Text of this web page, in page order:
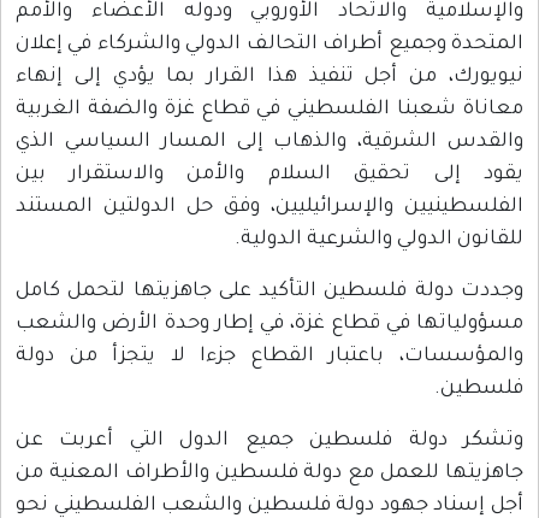
والإسلامية والاتحاد الأوروبي ودوله الأعضاء والأمم
المتحدة وجميع أطراف التحالف الدولي والشركاء في إعلان
نيويورك، من أجل تنفيذ هذا القرار بما يؤدي إلى إنهاء
معاناة شعبنا الفلسطيني في قطاع غزة والضفة الغربية
والقدس الشرقية، والذهاب إلى المسار السياسي الذي
يقود إلى تحقيق السلام والأمن والاستقرار بين
الفلسطينيين والإسرائيليين، وفق حل الدولتين المستند
للقانون الدولي والشرعية الدولية.
وجددت دولة فلسطين التأكيد على جاهزيتها لتحمل كامل
مسؤولياتها في قطاع غزة، في إطار وحدة الأرض والشعب
والمؤسسات، باعتبار القطاع جزءا لا يتجزأ من دولة
فلسطين.
وتشكر دولة فلسطين جميع الدول التي أعربت عن
جاهزيتها للعمل مع دولة فلسطين والأطراف المعنية من
أجل إسناد جهود دولة فلسطين والشعب الفلسطيني نحو